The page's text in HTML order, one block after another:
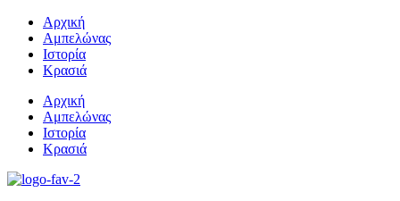
Αρχική
Αμπελώνας
Ιστορία
Κρασιά
Αρχική
Αμπελώνας
Ιστορία
Κρασιά